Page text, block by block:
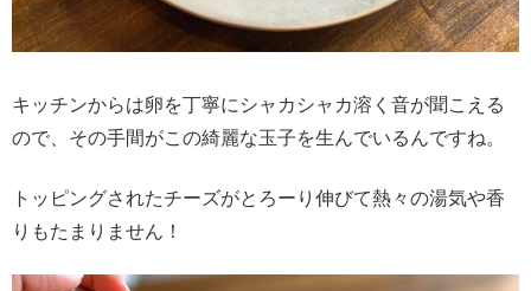
キッチンからは卵を丁寧にシャカシャカ溶く音が聞こえる
ので、その手間がこの綺麗な玉子を生んでいるんですね。
トッピングされたチーズがとろーり伸びて熱々の湯気や香
りもたまりません！